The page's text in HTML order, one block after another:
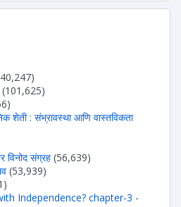
(101,625)
शेती : संभ्रावस्था आणि वास्तविकता
विनोद संग्रह (56,639)
(53,939)
Independence? chapter-3 -